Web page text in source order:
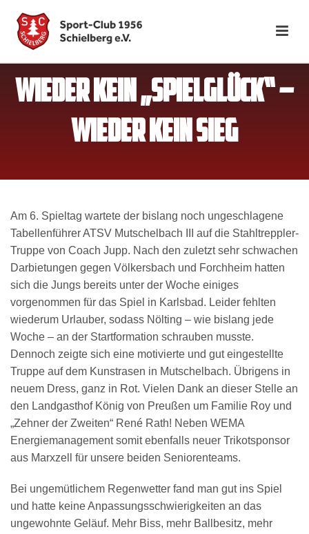
WIEDER KEIN „SPIELGLÜCK“ –
WIEDER KEIN SIEG
Am 6. Spieltag wartete der bislang noch ungeschlagene
Tabellenführer ATSV Mutschelbach III auf die Stahltreppler-
Truppe von Coach Jupp. Nach den zuletzt sehr schwachen
Darbietungen gegen Völkersbach und Forchheim hatten
sich die Jungs bereits unter der Woche einiges
vorgenommen für das Spiel in Karlsbad. Leider fehlten
wiederum Urlauber, sodass Nölting – wie bislang jede
Woche – an der Startformation schrauben musste.
Dennoch zeigte sich eine motivierte und gut eingestellte
Truppe auf dem Kunstrasen in Mutschelbach. Übrigens in
neuem Dress, ganz in Rot. Vielen Dank an dieser Stelle an
den Landgasthof König von Preußen um Familie Roy und
„Zehner der Zweiten“ René Rath! Neben WEMA
Energiemanagement somit ebenfalls neuer Trikotsponsor
aus Marxzell für unsere beiden Seniorenteams.
Bei ungemütlichem Regenwetter fand man gut ins Spiel
und hatte keine Anpassungsschwierigkeiten an das
ungewohnte Geläuf. Mehr Biss, mehr Ballbesitz, mehr